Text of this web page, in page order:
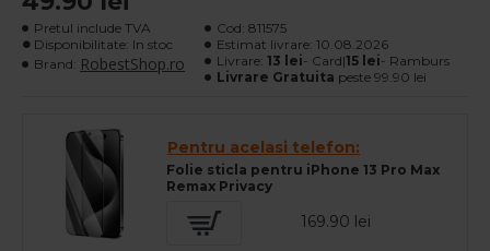
Pretul include TVA
Disponibilitate: In stoc
Brand: RobestShop.ro
Cod: 811575
Estimat livrare: 10.08.2026
Livrare: 13 lei- Card|15 lei- Ramburs
Livrare Gratuita peste 99.90 lei
Pentru acelasi telefon:
Folie sticla pentru iPhone 13 Pro Max
Remax Privacy
169.90 lei